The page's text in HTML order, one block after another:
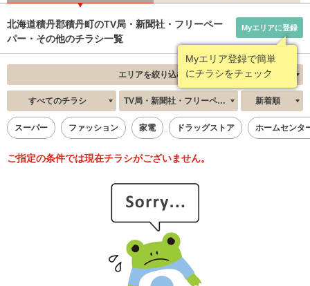
北海道積丹郡積丹町のTV局・新聞社・フリーペー
パー・その他のチラシ一覧
Myエリア登録で簡単
にチラシをチェック
Myエリアに登録
エリアを絞り込む
すべてのチラシ TV局・新聞社・フリーペーパー・その他 新着順
スーパー ファッション 家電 ドラッグストア ホームセンタ
ご指定の条件では現在チラシがございません。